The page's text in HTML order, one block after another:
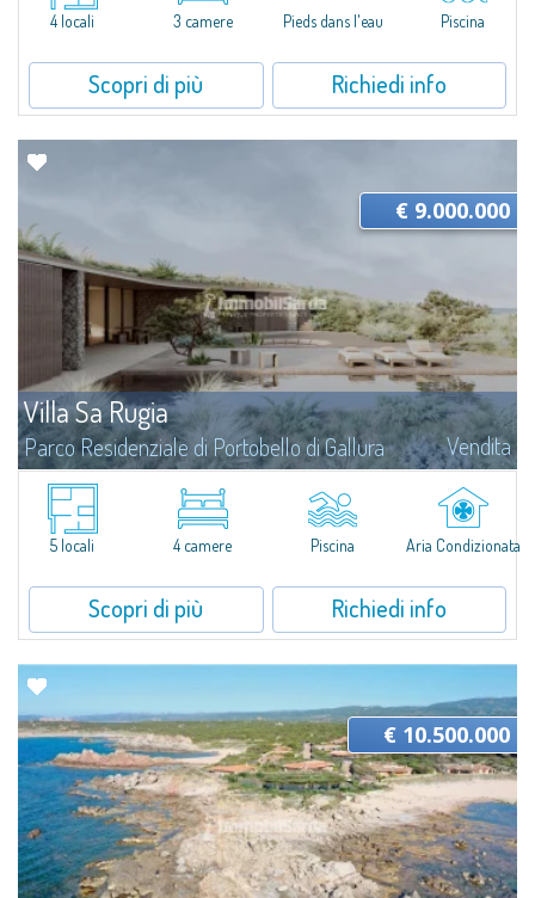
4 locali 3 camere Pieds dans l'eau Piscina
Scopri di più Richiedi info
Villa Sa Rugia
Parco Residenziale di Portobello di Gallura Vendita
Villa Sa Rugia si inserisce all'interno di Portobello di Gallura, uno dei
contesti residenziali più riservati e strutturati della costa nord della
Sardegna: un parco privato sul mare, caratterizzato da oltre...
€ 9.000.000
5 locali 4 camere Piscina Aria Condizionata
Scopri di più Richiedi info
€ 10.500.000